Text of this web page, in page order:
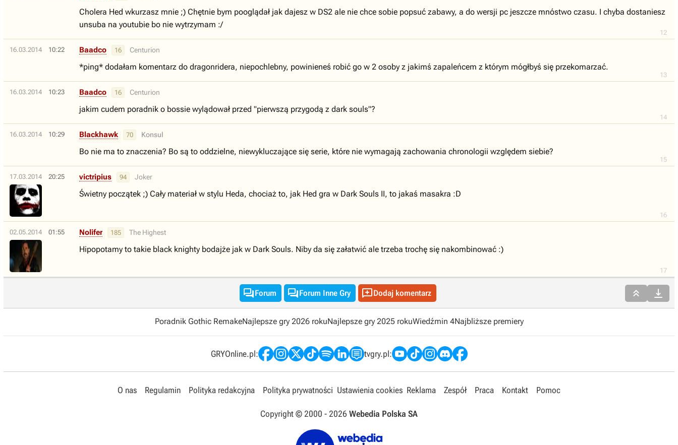
12
Cholera Hed wkurzasz mnie ;) Chętnie bym pooglądał jak dajesz w DS2 ale nie chce sobie popsuć zabawy, a do wersji pc jeszcze mnóstwo czasu. I chyba dostaniesz
unsuba na youtubie bo nie wytrzymam :/
16.03.2014 10:22
13
Baadco 16 Centurion
*ping* dodałam komentarz do dragonridera, niepochlebny, powinieneś robić go w 2 osoby z jakimś zapaleńcem z którym mógłbyś się przekomarzać.
16.03.2014 10:23
14
Baadco 16 Centurion
jakim cudem poradnik o bossie wylądował przed "pierwszą przygodą z dark souls"?
16.03.2014 10:29
15
Blackhawk 70 Konsul
Bo nie ma to znaczenia? Bo są to oddzielne, niewykluczające się serie, które nie wymagają zachowania chronologii względem siebie?
17.03.2014 20:25
16
victripius 94 Joker
Świetny początek ;) Cały materiał w stylu Heda, chociaż to, jak Hed gra w Dark Souls II, to jakaś masakra :D
02.05.2014 01:55
17
Nolifer 185 The Highest
Hipopotamy to takie black knighty bodajże jak w Dark Souls. Niby da się załatwić ale trzeba trochę się nakombinować :)
Forum Forum Inne Gry Dodaj komentarz  
Poradnik Gothic RemakeNajlepsze gry 2026 rokuNajlepsze gry 2025 rokuWiedźmin 4Najbliższe premiery
GRYOnline.pl: tvgry.pl:
O nas Regulamin Polityka redakcyjna Polityka prywatności Ustawienia cookies Reklama Zespół Praca Kontakt Pomoc
Copyright © 2000 - 2026 Webedia Polska SA